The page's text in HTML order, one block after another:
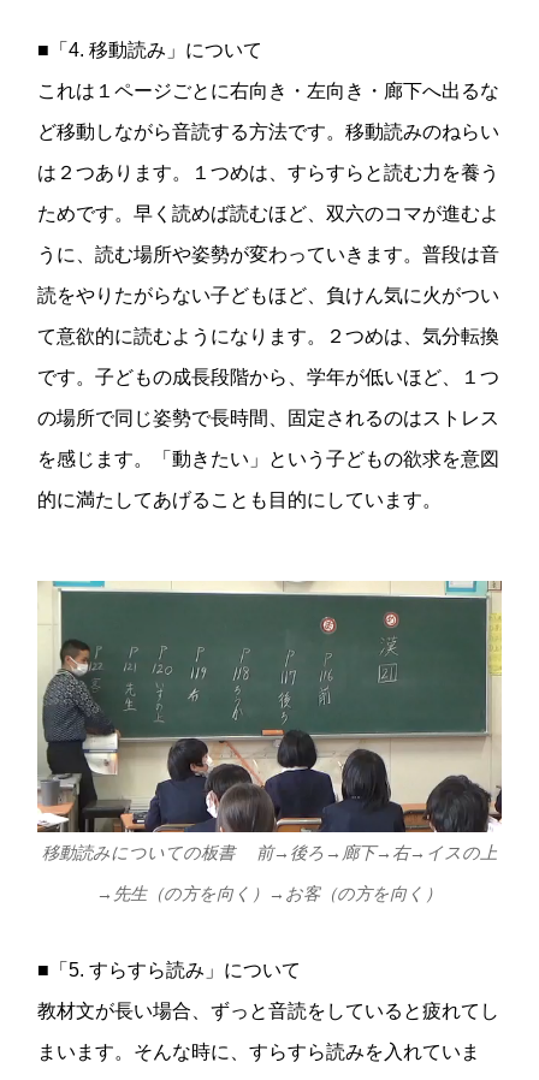
■「4. 移動読み」について
これは１ページごとに右向き・左向き・廊下へ出るな
ど移動しながら音読する方法です。移動読みのねらい
は２つあります。１つめは、すらすらと読む力を養う
ためです。早く読めば読むほど、双六のコマが進むよ
うに、読む場所や姿勢が変わっていきます。普段は音
読をやりたがらない子どもほど、負けん気に火がつい
て意欲的に読むようになります。２つめは、気分転換
です。子どもの成長段階から、学年が低いほど、１つ
の場所で同じ姿勢で長時間、固定されるのはストレス
を感じます。「動きたい」という子どもの欲求を意図
的に満たしてあげることも目的にしています。
移動読みについての板書 前→後ろ→廊下→右→イスの上
→先生（の方を向く）→お客（の方を向く）
■「5. すらすら読み」について
教材文が長い場合、ずっと音読をしていると疲れてし
まいます。そんな時に、すらすら読みを入れていま